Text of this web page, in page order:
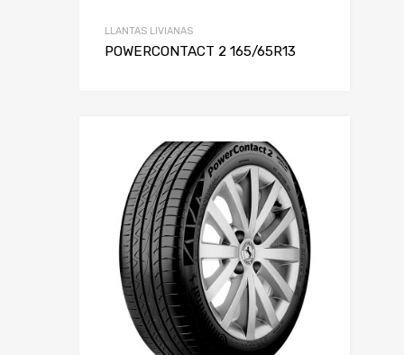
LLANTAS LIVIANAS
POWERCONTACT 2 165/65R13